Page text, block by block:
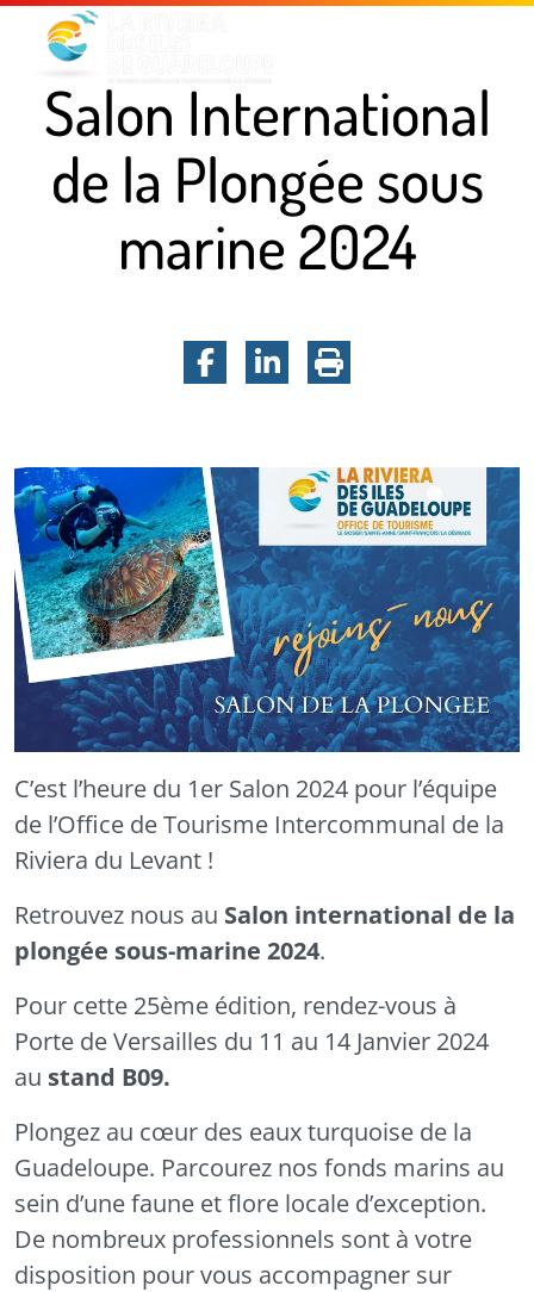
Menu principal
Contenu principal
Pied de page
Salon International
de la Plongée sous
marine 2024
Facebook
LinkedInImprimer la
Salon International de la Plongée
C’est l’heure du 1er Salon 2024 pour l’équipe
de l’Office de Tourisme Intercommunal de la
Riviera du Levant !
Retrouvez nous au Salon international de la
plongée sous-marine 2024.
Pour cette 25ème édition, rendez-vous à
Porte de Versailles du 11 au 14 Janvier 2024
au stand B09.
Plongez au cœur des eaux turquoise de la
Guadeloupe. Parcourez nos fonds marins au
sein d’une faune et flore locale d’exception.
De nombreux professionnels sont à votre
disposition pour vous accompagner sur